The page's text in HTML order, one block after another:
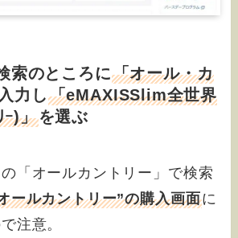
索のところに「オール・カ
力し 「eMAXISSlim全世界
ｰ)」を選ぶ
「オールカントリー」で検索
ールカントリー”の購入画面に
注意。